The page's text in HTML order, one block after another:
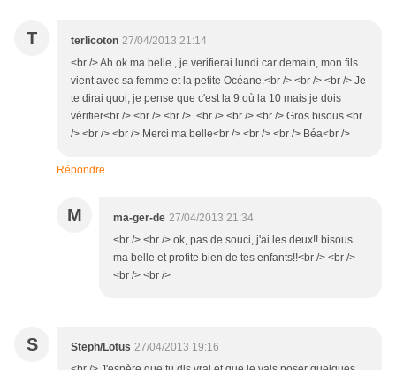
T terlicoton 27/04/2013 21:14
<br /> Ah ok ma belle , je verifierai lundi car demain, mon fils
vient avec sa femme et la petite Océane.<br /> <br /> <br /> Je
te dirai quoi, je pense que c'est la 9 où la 10 mais je dois
vérifier<br /> <br /> <br /> <br /> <br /> <br /> Gros bisous <br
/> <br /> <br /> Merci ma belle<br /> <br /> <br /> Béa<br />
Répondre
M ma-ger-de 27/04/2013 21:34
<br /> <br /> ok, pas de souci, j'ai les deux!! bisous
ma belle et profite bien de tes enfants!!<br /> <br />
<br /> <br />
S Steph/Lotus 27/04/2013 19:16